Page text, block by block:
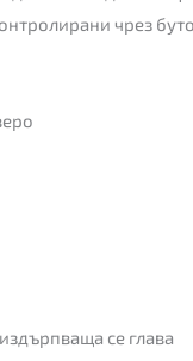
чрез
се глава